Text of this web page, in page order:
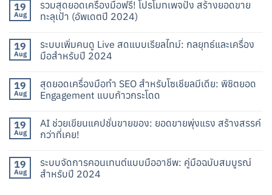
19
Aug
รวมสุดยอดเครื่องมือฟรี! โปรโมทเพจปัง สร้างยอดขาย
ทะลุเป้า (อัพเดตปี 2024)
19
Aug
ระบบเพิ่มคนดู Live สดแบบเรียลไทม์: กลยุทธ์และเครื่อง
มือสำหรับปี 2024
19
Aug
สุดยอดเครื่องมือทำ SEO สำหรับโซเชียลมีเดีย: พิชิตยอด
Engagement แบบก้าวกระโดด
19
Aug
AI ช่วยเขียนแคปชั่นขายของ: ยอดขายพุ่งแรง สร้างสรรค์
กว่าที่เคย!
19
Aug
ระบบจัดการคอนเทนต์แบบมืออาชีพ: คู่มือฉบับสมบูรณ์
สำหรับปี 2024